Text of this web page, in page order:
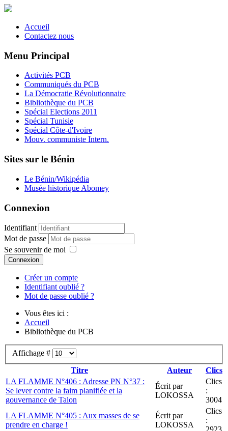
Accueil
Contactez nous
Menu Principal
Activités PCB
Communiqués du PCB
La Démocratie Révolutionnaire
Bibliothèque du PCB
Spécial Elections 2011
Spécial Tunisie
Spécial Côte-d'Ivoire
Mouv. communiste Intern.
Sites sur le Bénin
Le Bénin/Wikipédia
Musée historique Abomey
Connexion
Identifiant
Mot de passe
Se souvenir de moi
Connexion
Créer un compte
Identifiant oublié ?
Mot de passe oublié ?
Vous êtes ici :
Accueil
Bibliothèque du PCB
Affichage #
Titre
Auteur
Clics
LA FLAMME N°406 : Adresse PN N°37 :
Se lever contre la faim planifiée et la
gouvernance de Talon
Écrit par
LOKOSSA
Clics
:
3004
LA FLAMME N°405 : Aux masses de se
prendre en charge !
Écrit par
LOKOSSA
Clics
:
2923